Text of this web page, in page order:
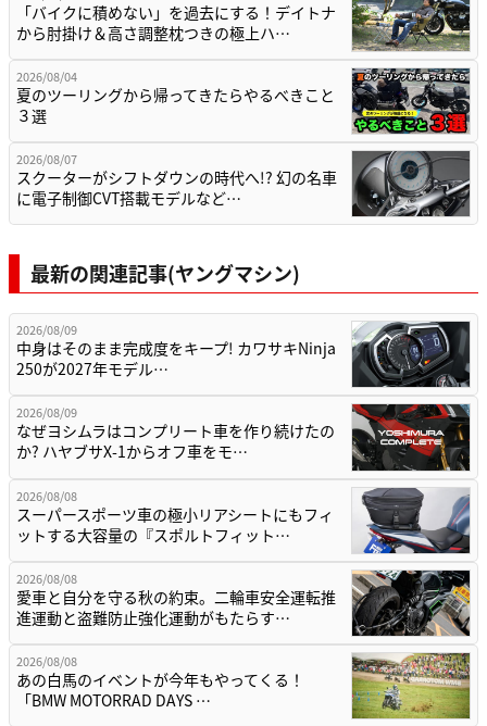
「バイクに積めない」を過去にする！デイトナ
から肘掛け＆高さ調整枕つきの極上ハ…
2026/08/04
夏のツーリングから帰ってきたらやるべきこと
３選
2026/08/07
スクーターがシフトダウンの時代へ!? 幻の名車
に電子制御CVT搭載モデルなど…
最新の関連記事(ヤングマシン)
2026/08/09
中身はそのまま完成度をキープ! カワサキNinja
250が2027年モデル…
2026/08/09
なぜヨシムラはコンプリート車を作り続けたの
か? ハヤブサX-1からオフ車をモ…
2026/08/08
スーパースポーツ車の極小リアシートにもフィ
ットする大容量の『スポルトフィット…
2026/08/08
愛車と自分を守る秋の約束。二輪車安全運転推
進運動と盗難防止強化運動がもたらす…
2026/08/08
あの白馬のイベントが今年もやってくる！
「BMW MOTORRAD DAYS …